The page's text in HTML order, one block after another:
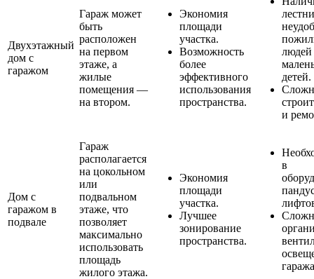
Двухэтажный
дом с
гаражом
Гараж может
быть
расположен
на первом
этаже, а
жилые
помещения —
на втором.
Экономия
площади
участка.
Возможность
более
эффективного
использования
пространства.
людей
детей.
и
Дом с
гаражом в
подвале
Гараж
располагается
на цокольном
или
подвальном
этаже, что
позволяет
максимально
использовать
площадь
жилого этажа.
Экономия
площади
участка.
Лучшее
зонирование
пространства.
в